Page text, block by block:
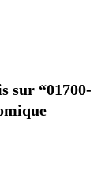
sur “01700-